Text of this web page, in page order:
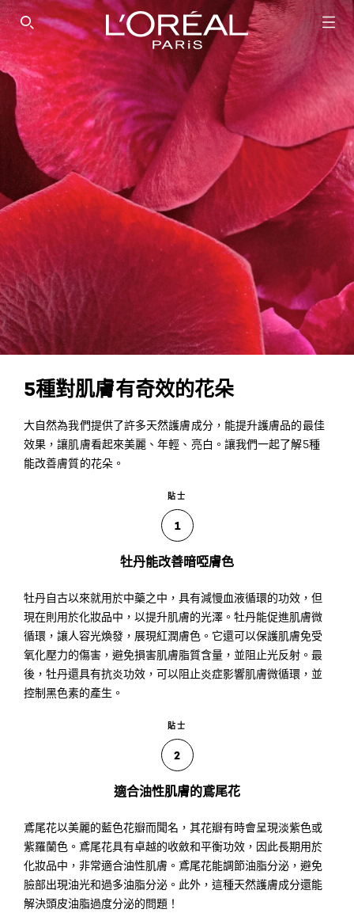
SEARCH THIS SITE
5種對肌膚有奇效的花朵
大自然為我們提供了許多天然護膚成分，能提升護膚品的最佳
效果，讓肌膚看起來美麗、年輕、亮白。讓我們一起了解5種
能改善膚質的花朵。
貼士
1
牡丹能改善暗啞膚色
牡丹自古以來就用於中藥之中，具有減慢血液循環的功效，但
現在則用於化妝品中，以提升肌膚的光澤。牡丹能促進肌膚微
循環，讓人容光煥發，展現紅潤膚色。它還可以保護肌膚免受
氧化壓力的傷害，避免損害肌膚脂質含量，並阻止光反射。最
後，牡丹還具有抗炎功效，可以阻止炎症影響肌膚微循環，並
控制黑色素的產生。
貼士
2
適合油性肌膚的鳶尾花
鳶尾花以美麗的藍色花瓣而聞名，其花瓣有時會呈現淡紫色或
紫羅蘭色。鳶尾花具有卓越的收斂和平衡功效，因此長期用於
化妝品中，非常適合油性肌膚。鳶尾花能調節油脂分泌，避免
臉部出現油光和過多油脂分泌。此外，這種天然護膚成分還能
解決頭皮油脂過度分泌的問題！